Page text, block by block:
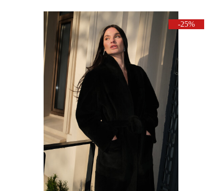
-25%